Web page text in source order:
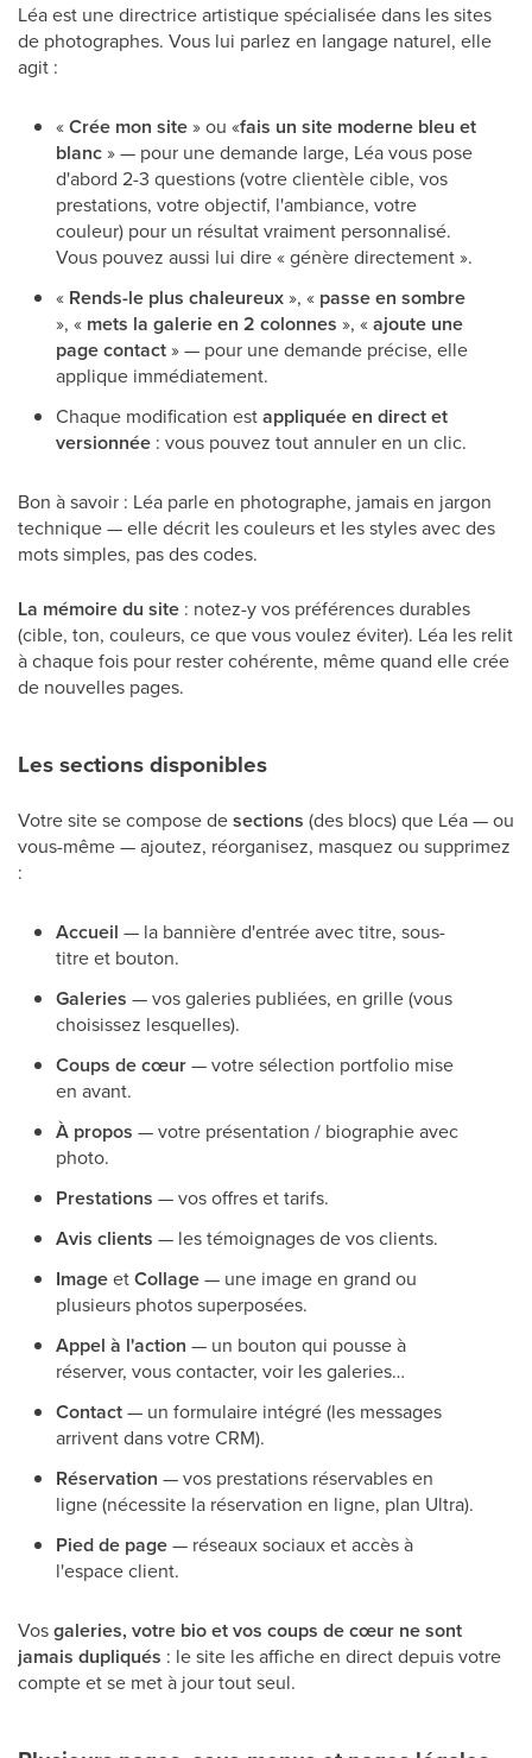
Léa est une directrice artistique spécialisée dans les sites
de photographes. Vous lui parlez en langage naturel, elle
agit :
«Crée mon site» ou «fais un site moderne bleu et
blanc» — pour une demande large, Léa vous pose
d'abord 2-3 questions (votre clientèle cible, vos
prestations, votre objectif, l'ambiance, votre
couleur) pour un résultat vraiment personnalisé.
Vous pouvez aussi lui dire « génère directement ».
« Rends-le plus chaleureux», « passe en sombre
», « mets la galerie en 2 colonnes », «ajoute une
page contact» — pour une demande précise, elle
applique immédiatement.
Chaque modification estappliquée en direct et
versionnée : vous pouvez tout annuler en un clic.
Bon à savoir : Léa parle en photographe, jamais en jargon
technique — elle décrit les couleurs et les styles avec des
mots simples, pas des codes.
La mémoire du site : notez-y vos préférences durables
(cible, ton, couleurs, ce que vous voulez éviter). Léa les relit
à chaque fois pour rester cohérente, même quand elle crée
de nouvelles pages.
Les sections disponibles
Votre site se compose desections (des blocs) que Léa — ou
vous-même — ajoutez, réorganisez, masquez ou supprimez
:
Accueil — la bannière d'entrée avec titre, sous-
titre et bouton.
Galeries — vos galeries publiées, en grille (vous
choisissez lesquelles).
Coups de cœur— votre sélection portfolio mise
en avant.
À propos — votre présentation / biographie avec
photo.
Prestations — vos offres et tarifs.
Avis clients — les témoignages de vos clients.
ImageetCollage— une image en grand ou
plusieurs photos superposées.
Appel à l'action — un bouton qui pousse à
réserver, vous contacter, voir les galeries…
Contact— un formulaire intégré (les messages
arrivent dans votre CRM).
Réservation — vos prestations réservables en
ligne (nécessite la réservation en ligne, plan Ultra).
Pied de page— réseaux sociaux et accès à
l'espace client.
Vosgaleries, votre bio et vos coups de cœur ne sont
jamais dupliqués : le site les affiche en direct depuis votre
compte et se met à jour tout seul.